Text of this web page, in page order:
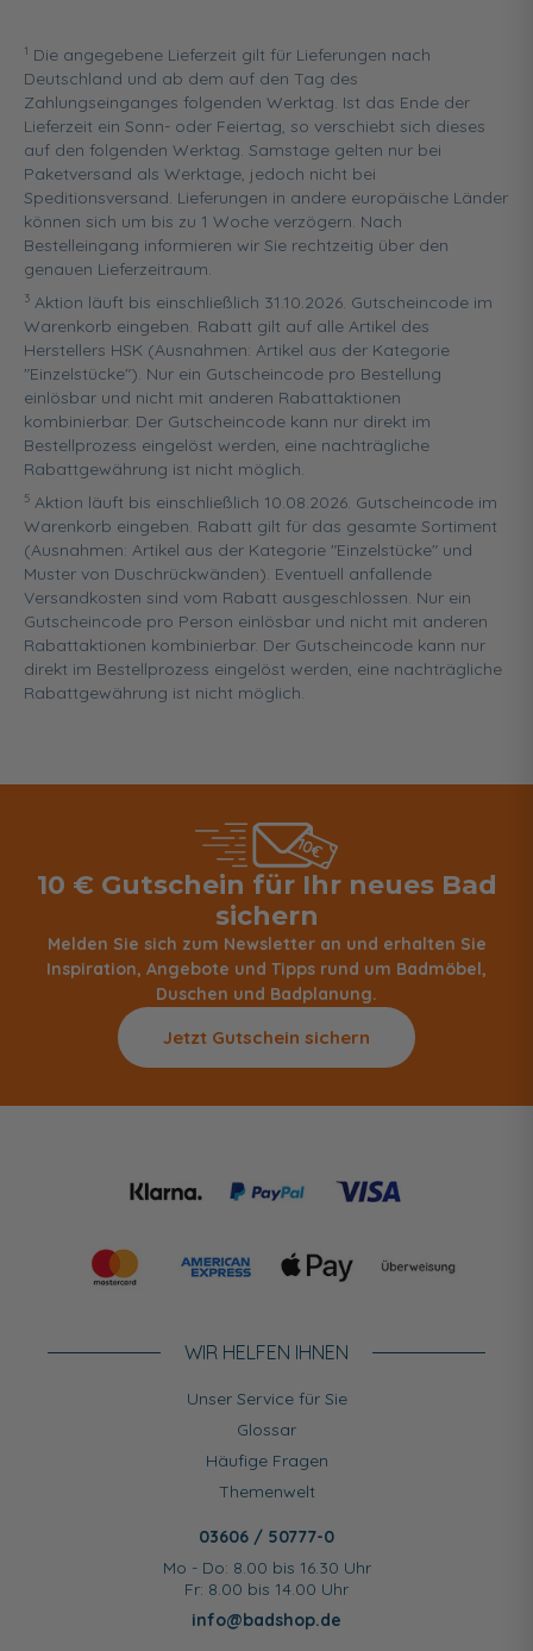
1 Die angegebene Lieferzeit gilt für Lieferungen nach
Deutschland und ab dem auf den Tag des
Zahlungseinganges folgenden Werktag. Ist das Ende der
Lieferzeit ein Sonn- oder Feiertag, so verschiebt sich dieses
auf den folgenden Werktag. Samstage gelten nur bei
Paketversand als Werktage, jedoch nicht bei
Speditionsversand. Lieferungen in andere europäische Länder
können sich um bis zu 1 Woche verzögern. Nach
Bestelleingang informieren wir Sie rechtzeitig über den
genauen Lieferzeitraum.
3 Aktion läuft bis einschließlich 31.10.2026. Gutscheincode im
Warenkorb eingeben. Rabatt gilt auf alle Artikel des
Herstellers HSK (Ausnahmen: Artikel aus der Kategorie
"Einzelstücke"). Nur ein Gutscheincode pro Bestellung
einlösbar und nicht mit anderen Rabattaktionen
kombinierbar. Der Gutscheincode kann nur direkt im
Bestellprozess eingelöst werden, eine nachträgliche
Rabattgewährung ist nicht möglich.
5 Aktion läuft bis einschließlich 10.08.2026. Gutscheincode im
Warenkorb eingeben. Rabatt gilt für das gesamte Sortiment
(Ausnahmen: Artikel aus der Kategorie "Einzelstücke" und
Muster von Duschrückwänden). Eventuell anfallende
Versandkosten sind vom Rabatt ausgeschlossen. Nur ein
Gutscheincode pro Person einlösbar und nicht mit anderen
Rabattaktionen kombinierbar. Der Gutscheincode kann nur
direkt im Bestellprozess eingelöst werden, eine nachträgliche
Rabattgewährung ist nicht möglich.
10 € Gutschein für Ihr neues Bad
sichern
Melden Sie sich zum Newsletter an und erhalten Sie
Inspiration, Angebote und Tipps rund um Badmöbel,
Duschen und Badplanung.
Jetzt Gutschein sichern
WIR HELFEN IHNEN
Unser Service für Sie
Glossar
Häufige Fragen
Themenwelt
03606 / 50777-0
Mo - Do: 8.00 bis 16.30 Uhr
Fr: 8.00 bis 14.00 Uhr
info@badshop.de